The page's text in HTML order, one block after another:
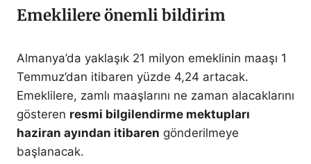
Emeklilere önemli bildirim
Almanya’da yaklaşık 21 milyon emeklinin maaşı 1
Temmuz’dan itibaren yüzde 4,24 artacak.
Emeklilere, zamlı maaşlarını ne zaman alacaklarını
gösteren resmi bilgilendirme mektupları
haziran ayından itibaren gönderilmeye
başlanacak.